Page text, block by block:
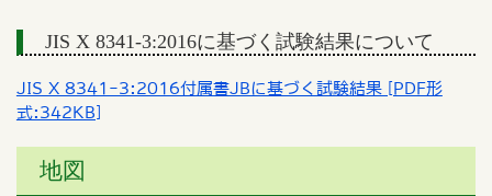
JIS X 8341-3:2016に基づく試験結果について
JIS X 8341-3:2016付属書JBに基づく試験結果 [PDF形
式:342KB]
地図